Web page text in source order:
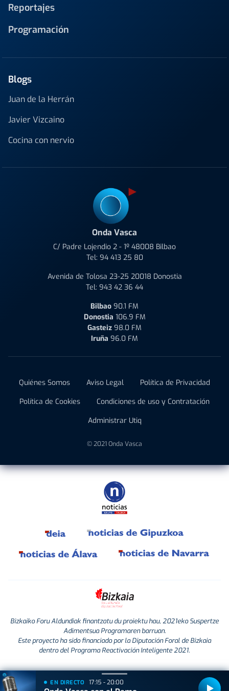
Reportajes
Programación
Blogs
Juan de la Herrán
Javier Vizcaino
Cocina con nervio
Onda Vasca
C/ Padre Lojendio 2 - 1º 48008 Bilbao
Tel: 94 413 25 80
Avenida de Tolosa 23-25 20018 Donostia
Tel: 943 42 36 44
Bilbao 90.1 FM
Donostia 106.9 FM
Gasteiz 98.0 FM
Iruña 96.0 FM
Quiénes Somos Aviso Legal
Política de Privacidad
Política de Cookies
Condiciones de uso y Contratación
Administrar Utiq
© 2021 Onda Vasca
Bizkaiko Foru Aldundiak finantzatu du proiektu hau, 2021eko Suspertze
Adimentsua Programaren barruan.
Este proyecto ha sido financiado por la Diputación Foral de Bizkaia
dentro del Programa Reactivación Inteligente 2021.
EN DIRECTO 17:15 - 20:00